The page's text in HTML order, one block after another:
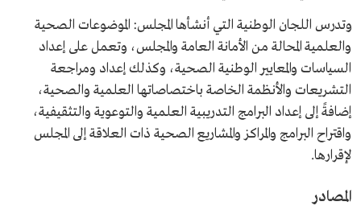
وتدرس اللجان الوطنية التي أنشأها المجلس: الموضوعات الصحية
والعلمية المحالة من الأمانة العامة والمجلس، وتعمل على إعداد
السياسات والمعايير الوطنية الصحية، وكذلك إعداد ومراجعة
التشريعات والأنظمة الخاصة باختصاصاتها العلمية والصحية،
إضافةً إلى إعداد البرامج التدريبية العلمية والتوعوية والتثقيفية،
واقتراح البرامج والمراكز والمشاريع الصحية ذات العلاقة إلى المجلس
لإقرارها.
المصادر